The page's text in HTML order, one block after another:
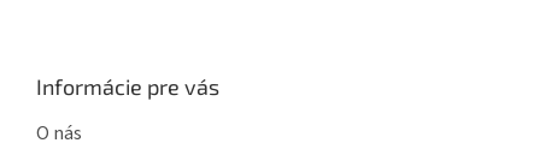
Informácie pre vás
O nás